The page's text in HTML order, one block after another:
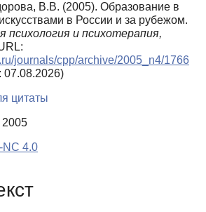
В.В. (2005). Образование в
в России и за рубежом.
психология и психотерапия,
journals/cpp/archive/2005_n4/1766
07.08.2026)
цитаты
NC 4.0